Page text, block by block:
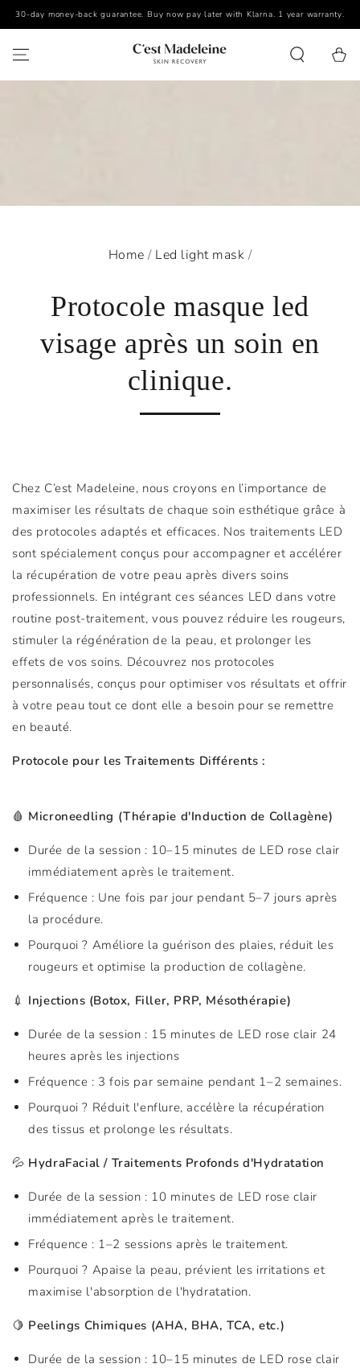
SKIP TO CONTENT
30-day money-back guarantee. Buy now pay later with Klarna. 1 year warranty.
Cart
Home / Led light mask /
Protocole masque led
visage après un soin en
clinique.
Chez C’est Madeleine, nous croyons en l’importance de
maximiser les résultats de chaque soin esthétique grâce à
des protocoles adaptés et efficaces. Nos traitements LED
sont spécialement conçus pour accompagner et accélérer
la récupération de votre peau après divers soins
professionnels. En intégrant ces séances LED dans votre
routine post-traitement, vous pouvez réduire les rougeurs,
stimuler la régénération de la peau, et prolonger les
effets de vos soins. Découvrez nos protocoles
personnalisés, conçus pour optimiser vos résultats et offrir
à votre peau tout ce dont elle a besoin pour se remettre
en beauté.
Protocole pour les Traitements Différents :
🩸 Microneedling (Thérapie d'Induction de Collagène)
Durée de la session : 10–15 minutes de LED rose clair
immédiatement après le traitement.
Fréquence : Une fois par jour pendant 5–7 jours après
la procédure.
Pourquoi ? Améliore la guérison des plaies, réduit les
rougeurs et optimise la production de collagène.
💉 Injections (Botox, Filler, PRP, Mésothérapie)
Durée de la session : 15 minutes de LED rose clair 24
heures après les injections
Fréquence : 3 fois par semaine pendant 1–2 semaines.
Pourquoi ? Réduit l'enflure, accélère la récupération
des tissus et prolonge les résultats.
💦 HydraFacial / Traitements Profonds d'Hydratation
Durée de la session : 10 minutes de LED rose clair
immédiatement après le traitement.
Fréquence : 1–2 sessions après le traitement.
Pourquoi ? Apaise la peau, prévient les irritations et
maximise l'absorption de l'hydratation.
🍋 Peelings Chimiques (AHA, BHA, TCA, etc.)
Durée de la session : 10–15 minutes de LED rose clair